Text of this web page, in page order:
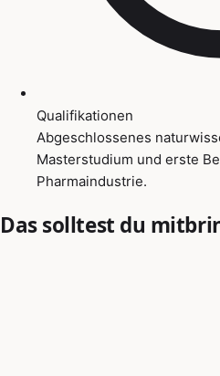
Qualifikationen
Abgeschlossenes
Masterstudium und erste
Pharmaindustrie.
Das solltest du